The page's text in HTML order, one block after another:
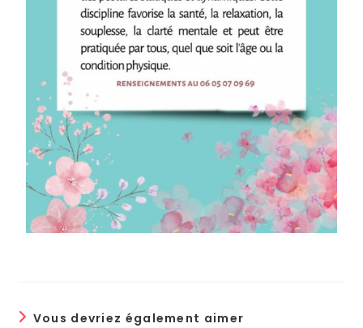
Vous devriez également aimer